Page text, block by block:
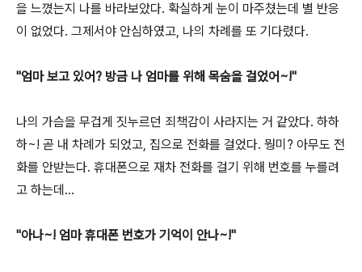
을 느꼈는지 나를 바라보았다. 확실하게 눈이 마주쳤는데 별 반응
이 없었다. 그제서야 안심하였고, 나의 차례를 또 기다렸다.
"엄마 보고 있어? 방금 나 엄마를 위해 목숨을 걸었어~!"
나의 가슴을 무겁게 짓누르던 죄책감이 사라지는 거 같았다. 하하
하~! 곧 내 차례가 되었고, 집으로 전화를 걸었다. 뭥미? 아무도 전
화를 안받는다. 휴대폰으로 재차 전화를 걸기 위해 번호를 누를려
고 하는데...
"아나~! 엄마 휴대폰 번호가 기억이 안나~!"